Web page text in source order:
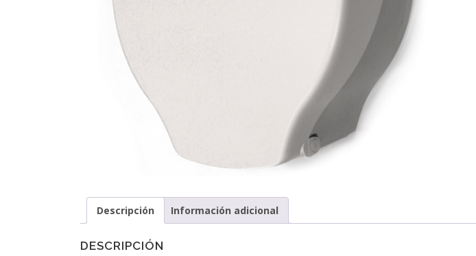
Descripción Información adicional
DESCRIPCIÓN